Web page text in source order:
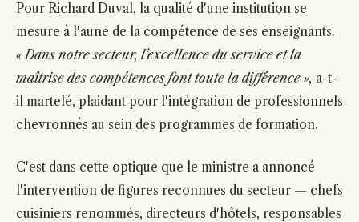
Pour Richard Duval, la qualité d'une institution se
mesure à l'aune de la compétence de ses enseignants.
« Dans notre secteur, l'excellence du service et la
maîtrise des compétences font toute la différence », a-t-
il martelé, plaidant pour l'intégration de professionnels
chevronnés au sein des programmes de formation.
C'est dans cette optique que le ministre a annoncé
l'intervention de figures reconnues du secteur — chefs
cuisiniers renommés, directeurs d'hôtels, responsables